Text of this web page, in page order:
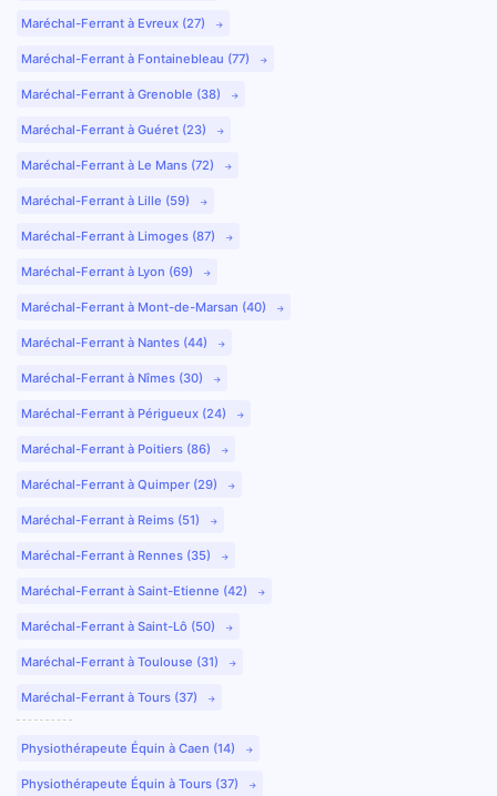
Maréchal-Ferrant à Evreux (27)
Maréchal-Ferrant à Fontainebleau (77)
Maréchal-Ferrant à Grenoble (38)
Maréchal-Ferrant à Guéret (23)
Maréchal-Ferrant à Le Mans (72)
Maréchal-Ferrant à Lille (59)
Maréchal-Ferrant à Limoges (87)
Maréchal-Ferrant à Lyon (69)
Maréchal-Ferrant à Mont-de-Marsan (40)
Maréchal-Ferrant à Nantes (44)
Maréchal-Ferrant à Nîmes (30)
Maréchal-Ferrant à Périgueux (24)
Maréchal-Ferrant à Poitiers (86)
Maréchal-Ferrant à Quimper (29)
Maréchal-Ferrant à Reims (51)
Maréchal-Ferrant à Rennes (35)
Maréchal-Ferrant à Saint-Etienne (42)
Maréchal-Ferrant à Saint-Lô (50)
Maréchal-Ferrant à Toulouse (31)
Maréchal-Ferrant à Tours (37)
Physiothérapeute Équin à Caen (14)
Physiothérapeute Équin à Tours (37)